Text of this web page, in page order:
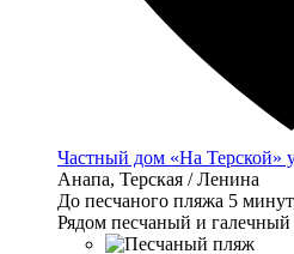
Частный дом «На Терской»
Анапа, Терская / Ленина
До песчаного пляжа 5
Рядом песчаный и